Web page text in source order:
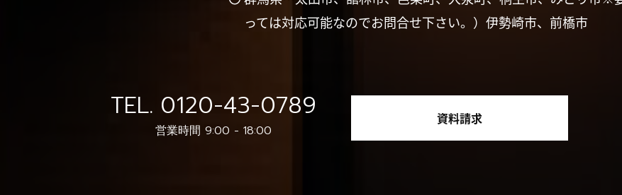
っては対応可能なのでお問合せ下さい。）伊勢崎市、前橋市
TEL. 0120-43-0789
営業時間 9:00 - 18:00
資料請求